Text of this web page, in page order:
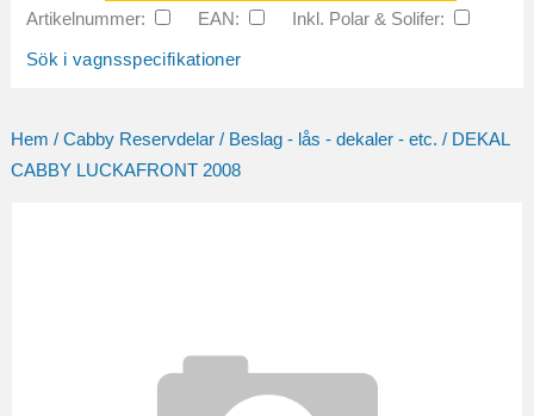
Artikelnummer:
EAN:
Inkl. Polar & Solifer:
Sök i vagnsspecifikationer
Hem / Cabby Reservdelar/ Beslag - lås - dekaler - etc. / DEKAL
CABBY LUCKAFRONT 2008